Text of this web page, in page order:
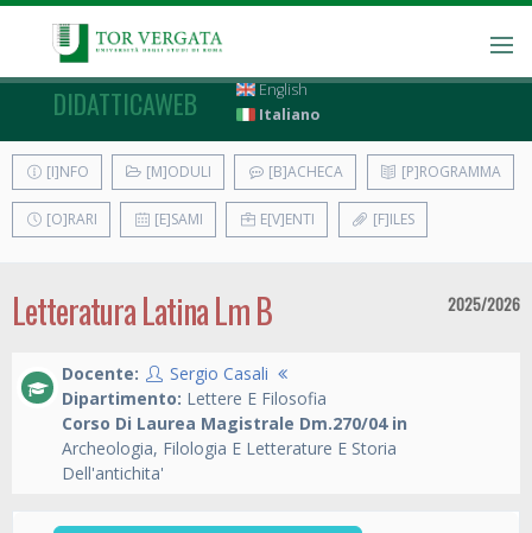
DIDATTICAWEB
English
Italiano
[I]NFO [M]ODULI [B]ACHECA [P]ROGRAMMA
[O]RARI [E]SAMI E[V]ENTI [F]ILES
Letteratura Latina Lm B 2025/2026
Docente:
Sergio Casali
Dipartimento: Lettere E Filosofia
Corso Di Laurea Magistrale Dm.270/04 in
Archeologia, Filologia E Letterature E Storia
Dell'antichita'